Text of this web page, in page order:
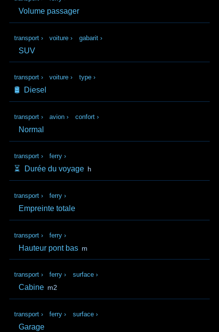
Volume passager
transport › voiture › gabarit ›
SUV
transport › voiture › type ›
🛢️ Diesel
transport › avion › confort ›
Normal
transport › ferry ›
⏳️ Durée du voyage h
transport › ferry ›
Empreinte totale
transport › ferry ›
Hauteur pont bas m
transport › ferry › surface ›
Cabine m2
transport › ferry › surface ›
Garage